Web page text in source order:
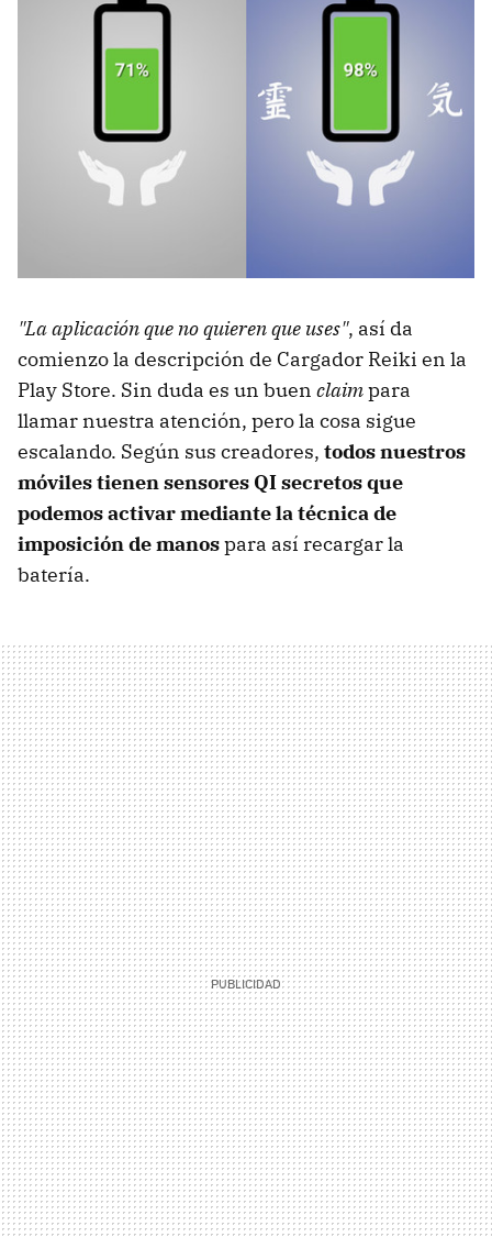
"La aplicación que no quieren que uses", así da
comienzo la descripción de Cargador Reiki en la
Play Store. Sin duda es un buen claimpara
llamar nuestra atención, pero la cosa sigue
escalando. Según sus creadores, todos nuestros
móviles tienen sensores QI secretos que
podemos activar mediante la técnica de
imposición de manospara así recargar la
batería.